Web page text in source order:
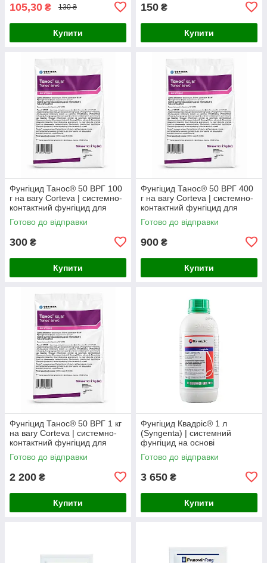
105,30 ₴ 130 ₴
Купити
150 ₴
Купити
Фунгіцид Танос® 50 ВРГ 100
г на вагу Corteva | системно-
контактний фунгіцид для
захисту картоплі, томатів та
овочевих культур
Готово до відправки
300 ₴
Купити
Фунгіцид Танос® 50 ВРГ 400
г на вагу Corteva | системно-
контактний фунгіцид для
захисту картоплі, томатів,
винограду та овочевих
Готово до відправки
900 ₴
Купити
Фунгіцид Танос® 50 ВРГ 1 кг
на вагу Corteva | системно-
контактний фунгіцид для
захисту картоплі, томатів,
винограду та овочевих
Готово до відправки
2 200 ₴
Купити
Фунгіцид Квадріс® 1 л
(Syngenta) | системний
фунгіцид на основі
азоксистробіну 200 г/л
Готово до відправки
3 650 ₴
Купити